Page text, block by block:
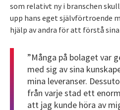
som relativt ny i branschen
upp hans eget självförtroende
hjälp av andra för att förstå
”Många på bolaget var
med sig av sina
mina leveranser.
från varje stad ett
att jag kunde höra av